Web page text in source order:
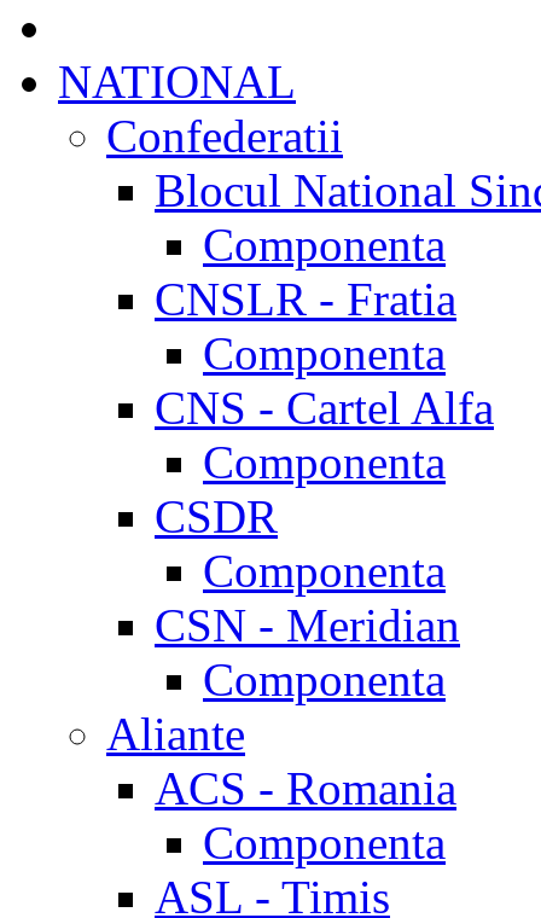
NATIONAL
Confederatii
Blocul National
Componenta
CNSLR - Fratia
Componenta
CNS - Cartel Alfa
Componenta
CSDR
Componenta
CSN - Meridian
Componenta
Aliante
ACS - Romania
Componenta
ASL - Timis